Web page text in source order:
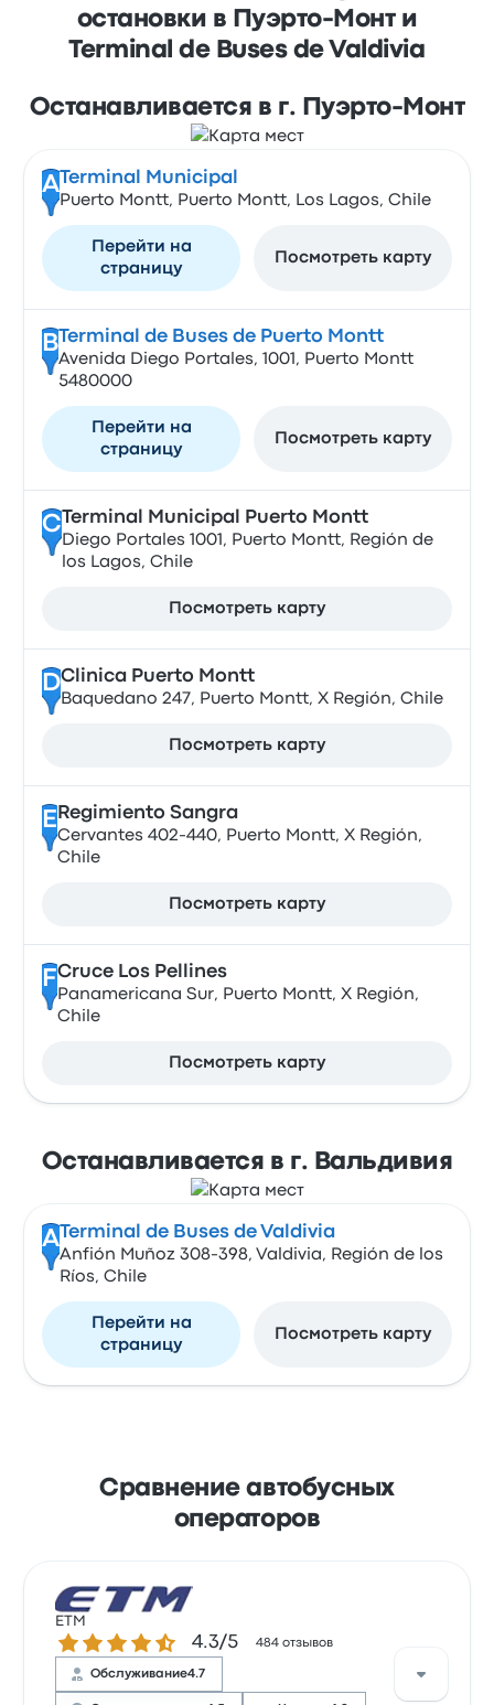
остановки в Пуэрто-Монт и
Terminal de Buses de Valdivia
Останавливается в г. Пуэрто-Монт
A Terminal Municipal
Puerto Montt, Puerto Montt, Los Lagos, Chile
Перейти на
страницу
Посмотреть карту
B Terminal de Buses de Puerto Montt
Avenida Diego Portales, 1001, Puerto Montt
5480000
Перейти на
страницу
Посмотреть карту
CTerminal Municipal Puerto Montt
Diego Portales 1001, Puerto Montt, Región de
los Lagos, Chile
Посмотреть карту
DClinica Puerto Montt
Baquedano 247, Puerto Montt, X Región, Chile
Посмотреть карту
E Regimiento Sangra
Cervantes 402-440, Puerto Montt, X Región,
Chile
Посмотреть карту
FCruce Los Pellines
Panamericana Sur, Puerto Montt, X Región,
Chile
Посмотреть карту
Останавливается в г. Вальдивия
A Terminal de Buses de Valdivia
Anfión Muñoz 308-398, Valdivia, Región de los
Ríos, Chile
Перейти на
страницу
Посмотреть карту
Сравнение автобусных
операторов
ETM
Количество звезд: 4.3 из 5
4.3/5 484 отзывов
Обслуживание4.7